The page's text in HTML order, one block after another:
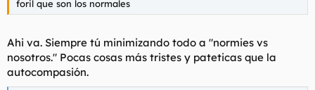
foril que son los normales
Ahi va. Siempre tú minimizando todo a "normies vs
nosotros." Pocas cosas más tristes y pateticas que la
autocompasión.